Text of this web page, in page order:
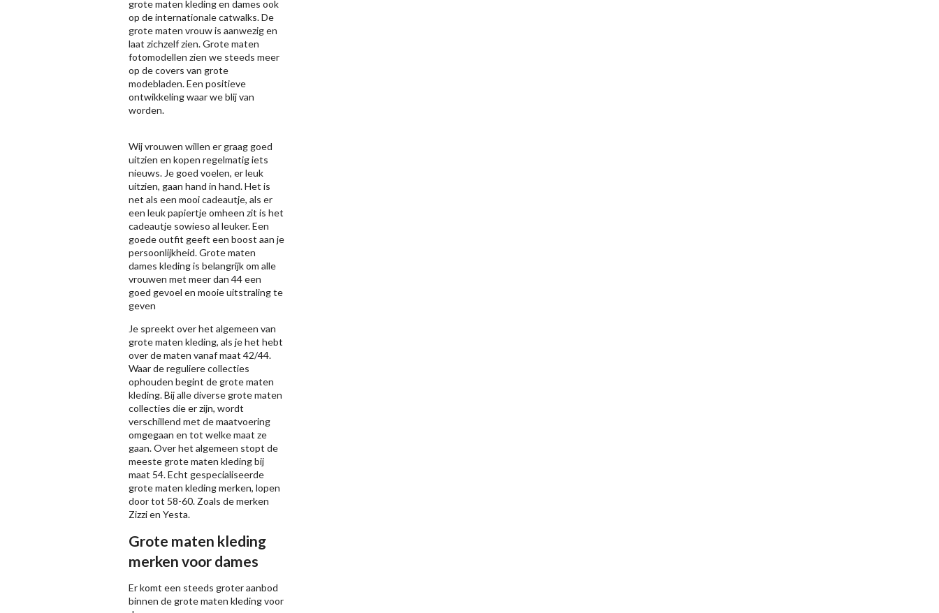
grote maten kleding en dames ook
op de internationale catwalks. De
grote maten vrouw is aanwezig en
laat zichzelf zien. Grote maten
fotomodellen zien we steeds meer
op de covers van grote
modebladen. Een positieve
ontwikkeling waar we blij van
worden.
Wij vrouwen willen er graag goed
uitzien en kopen regelmatig iets
nieuws. Je goed voelen, er leuk
uitzien, gaan hand in hand. Het is
net als een mooi cadeautje, als er
een leuk papiertje omheen zit is het
cadeautje sowieso al leuker. Een
goede outfit geeft een boost aan je
persoonlijkheid. Grote maten
dames kleding is belangrijk om alle
vrouwen met meer dan 44 een
goed gevoel en mooie uitstraling te
geven
Je spreekt over het algemeen van
grote maten kleding, als je het hebt
over de maten vanaf maat 42/44.
Waar de reguliere collecties
ophouden begint de grote maten
kleding. Bij alle diverse grote maten
collecties die er zijn, wordt
verschillend met de maatvoering
omgegaan en tot welke maat ze
gaan. Over het algemeen stopt de
meeste grote maten kleding bij
maat 54. Echt gespecialiseerde
grote maten kleding merken, lopen
door tot 58-60. Zoals de merken
Zizzien Yesta.
Grote maten kleding
merken voor dames
Er komt een steeds groter aanbod
binnen de grote maten kleding voor